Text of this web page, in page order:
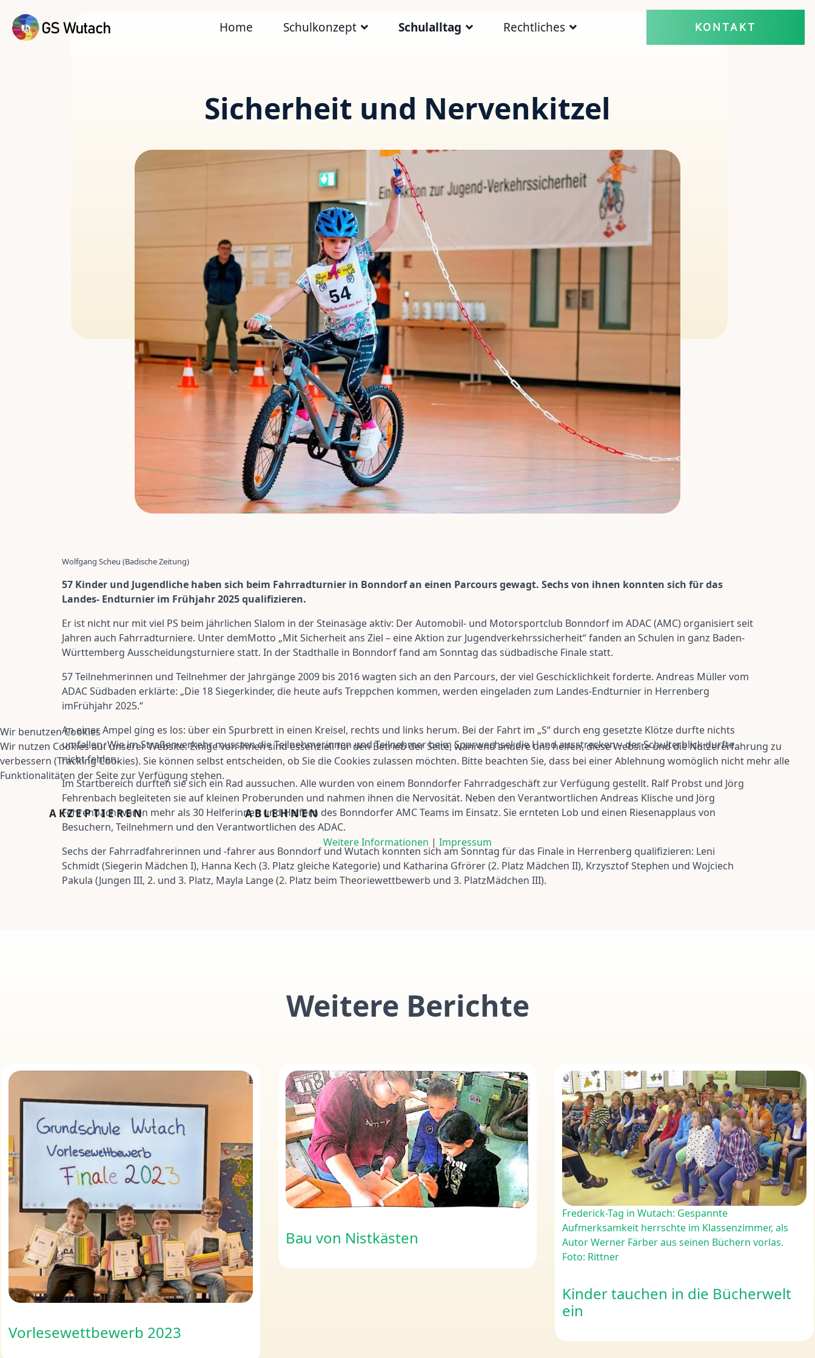
KONTAKT
Home Schulkonzept Schulalltag Rechtliches
Sicherheit und Nervenkitzel
Wolfgang Scheu (Badische Zeitung)
57 Kinder und Jugendliche haben sich beim Fahrradturnier in Bonndorf an einen Parcours gewagt. Sechs von ihnen konnten sich für das
Landes- Endturnier im Frühjahr 2025 qualifizieren.
Er ist nicht nur mit viel PS beim jährlichen Slalom in der Steinasäge aktiv: Der Automobil- und Motorsportclub Bonndorf im ADAC (AMC) organisiert seit
Jahren auch Fahrradturniere. Unter demMotto „Mit Sicherheit ans Ziel – eine Aktion zur Jugendverkehrssicherheit“ fanden an Schulen in ganz Baden-
Württemberg Ausscheidungsturniere statt. In der Stadthalle in Bonndorf fand am Sonntag das südbadische Finale statt.
57 Teilnehmerinnen und Teilnehmer der Jahrgänge 2009 bis 2016 wagten sich an den Parcours, der viel Geschicklichkeit forderte. Andreas Müller vom
ADAC Südbaden erklärte: „Die 18 Siegerkinder, die heute aufs Treppchen kommen, werden eingeladen zum Landes-Endturnier in Herrenberg
imFrühjahr 2025.“
An einer Ampel ging es los: über ein Spurbrett in einen Kreisel, rechts und links herum. Bei der Fahrt im „S“ durch eng gesetzte Klötze durfte nichts
umfallen. Wie im Straßenverkehr mussten die Teilnehmerinnen und Teilnehmer beim Spurwechsel die Hand ausstrecken – der Schulterblick durfte
nicht fehlen.
Im Startbereich durften sie sich ein Rad aussuchen. Alle wurden von einem Bonndorfer Fahrradgeschäft zur Verfügung gestellt. Ralf Probst und Jörg
Fehrenbach begleiteten sie auf kleinen Proberunden und nahmen ihnen die Nervosität. Neben den Verantwortlichen Andreas Klische und Jörg
Fehrenbach waren mehr als 30 Helferinnen und Helfern des Bonndorfer AMC Teams im Einsatz. Sie ernteten Lob und einen Riesenapplaus von
Besuchern, Teilnehmern und den Verantwortlichen des ADAC.
Sechs der Fahrradfahrerinnen und -fahrer aus Bonndorf und Wutach konnten sich am Sonntag für das Finale in Herrenberg qualifizieren: Leni
Schmidt (Siegerin Mädchen I), Hanna Kech (3. Platz gleiche Kategorie) und Katharina Gfrörer (2. Platz Mädchen II), Krzysztof Stephen und Wojciech
Pakula (Jungen III, 2. und 3. Platz, Mayla Lange (2. Platz beim Theoriewettbewerb und 3. PlatzMädchen III).
Weitere Berichte
Vorlesewettbewerb 2023
Bau von Nistkästen
Frederick-Tag in Wutach: Gespannte
Aufmerksamkeit herrschte im Klassenzimmer, als
Autor Werner Färber aus seinen Büchern vorlas.
Foto: Rittner
Kinder tauchen in die Bücherwelt
ein
Wir benutzen Cookies
Wir nutzen Cookies auf unserer Website. Einige von ihnen sind essenziell für den Betrieb der Seite, während andere uns helfen, diese Website und die Nutzererfahrung zu
verbessern (Tracking Cookies). Sie können selbst entscheiden, ob Sie die Cookies zulassen möchten. Bitte beachten Sie, dass bei einer Ablehnung womöglich nicht mehr alle
Funktionalitäten der Seite zur Verfügung stehen.
AKZEPTIEREN ABLEHNEN
Weitere Informationen | Impressum